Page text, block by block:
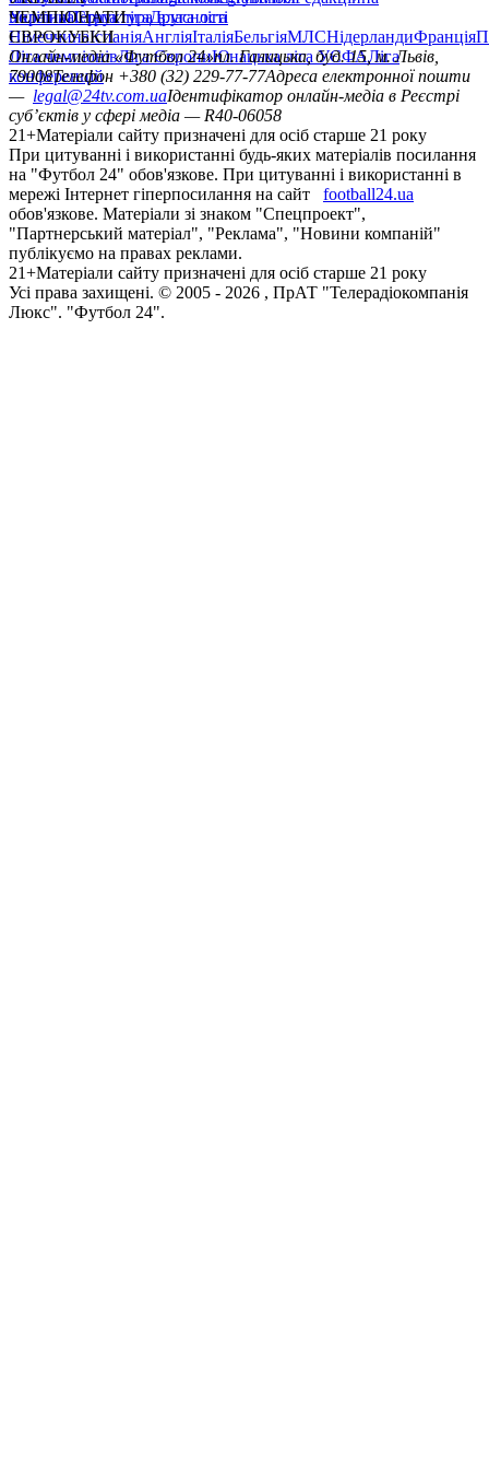
політикаСтруктура власності
УкраїнаПерша лігаДруга ліга
ЧЕМПІОНАТИ
НімеччинаІспаніяАнгліяІталіяБельгіяМЛСНідерландиФранція
ЄВРОКУБКИ
Ліга чемпіонівЛіга ЄвропиЮнацька ліга УЄФАЛіга
конференцій
Онлайн-медіа «Футбол 24»пл. Галицька, буд. 15, м. Львів,
79008Телефон +380 (32) 229-77-77Адреса електронної пошти
— legal@24tv.com.uaІдентифікатор онлайн-медіа в Реєстрі
суб’єктів у сфері медіа — R40-06058
21+Матеріали сайту призначені для осіб старше 21 року
При цитуванні і використанні будь-яких матеріалів посилання
на "Футбол 24" обов'язкове. При цитуванні і використанні в
мережі Інтернет гіперпосилання на сайт
football24.ua
обов'язкове. Матеріали зі знаком "Спецпроект",
"Партнерський матеріал", "Реклама", "Новини компаній"
публікуємо на правах реклами.
21+Матеріали сайту призначені для осіб старше 21 року
Усi права захищенi. © 2005 - 2026 , ПрАТ "Телерадіокомпанія
Люкс". "Футбол 24".